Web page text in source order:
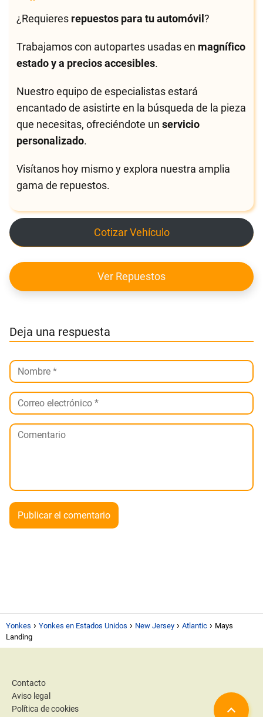
¿Requieres repuestos para tu automóvil?
Trabajamos con autopartes usadas en magnífico
estado y a precios accesibles.
Nuestro equipo de especialistas estará
encantado de asistirte en la búsqueda de la pieza
que necesitas, ofreciéndote unservicio
personalizado.
Visítanos hoy mismo y explora nuestra amplia
gama de repuestos.
Cotizar Vehículo
Ver Repuestos
Deja una respuesta
Yonkes Yonkes en Estados Unidos New Jersey Atlantic
Mays
Landing
Contacto
Aviso legal
Política de cookies